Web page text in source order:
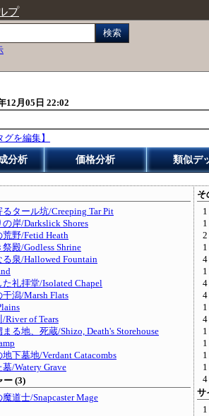
プ
検索
12月05日 22:02
グを編集】
分析 価格分析 類似デ
るタール坑/Creeping Tar Pit
の岸/Darkslick Shores
荒野/Fetid Heath
殿/Godless Shrine
る泉/Hallowed Fountain
た礼拝堂/Isolated Chapel
潟/Marsh Flats
River of Tears
る地、死蔵/Shizo, Death's Storehouse
地下墓地/Verdant Catacombs
/Watery Grave
ー (3)
道士/Snapcaster Mage
そ
1
1
2
1
4
1
4
4
1
4
1
1
1
1
4
サ
1